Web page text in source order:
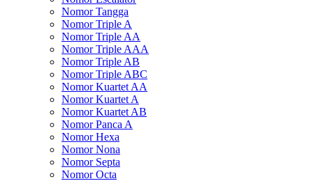
Nomor Tangga
Nomor Triple A
Nomor Triple AA
Nomor Triple AAA
Nomor Triple AB
Nomor Triple ABC
Nomor Kuartet AA
Nomor Kuartet A
Nomor Kuartet AB
Nomor Panca A
Nomor Hexa
Nomor Nona
Nomor Septa
Nomor Octa